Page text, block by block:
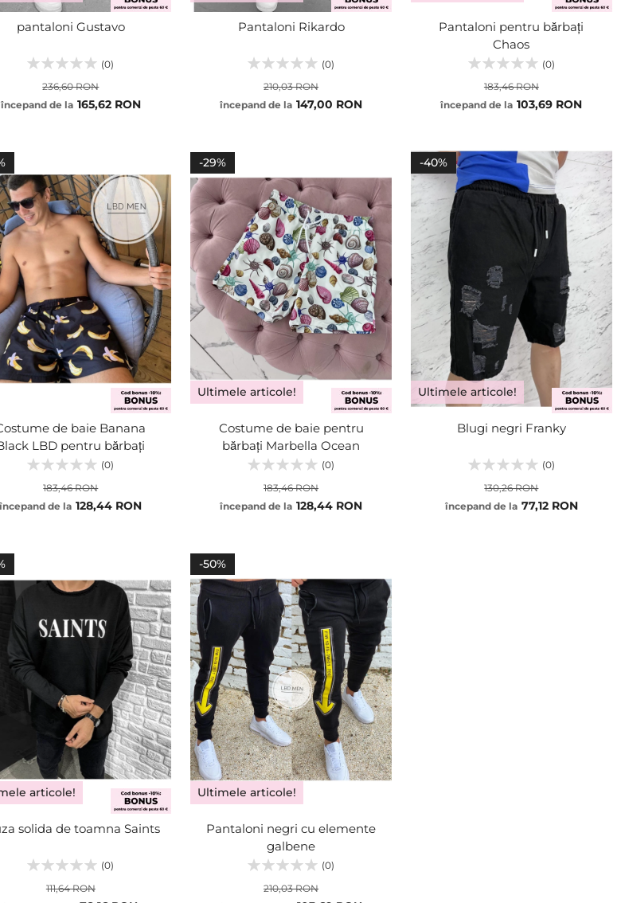
pantaloni Gustavo
(0)
începand de la 165,62 RON
236,60 RON
Pantaloni Rikardo
(0)
începand de la 147,00 RON
210,03 RON
M
L
XL
ADĂUGA
Pantaloni pentru bărbați
Chaos
(0)
începand de la 103,69 RON
183,46 RON
M
L
ADĂUGA
de baie Banana
LBD pentru bărbați
(0)
începand de la 128,44 RON
183,46 RON
-29%
Ultimele articole!
Costume de baie pentru
bărbați Marbella Ocean
(0)
începand de la 128,44 RON
183,46 RON
L
XL
ADĂUGA
-40%
Ultimele articole!
Blugi negri Franky
(0)
începand de la 77,12 RON
130,26 RON
articole!
solida de toamna Saints
(0)
111,64 RON
-50%
Ultimele articole!
Pantaloni negri cu elemente
galbene
(0)
210,03 RON